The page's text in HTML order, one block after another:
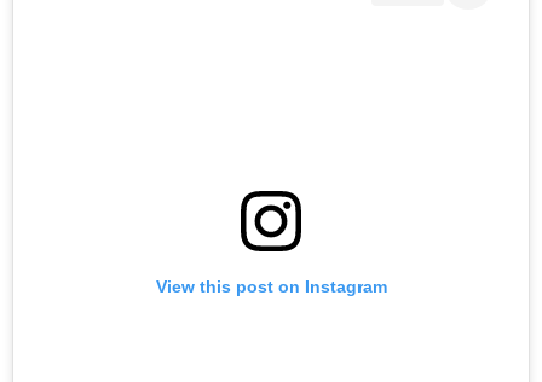
View this post on Instagram